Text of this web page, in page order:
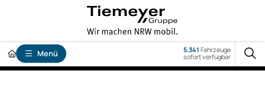
Menü 5.341 Fahrzeuge
sofort verfügbar